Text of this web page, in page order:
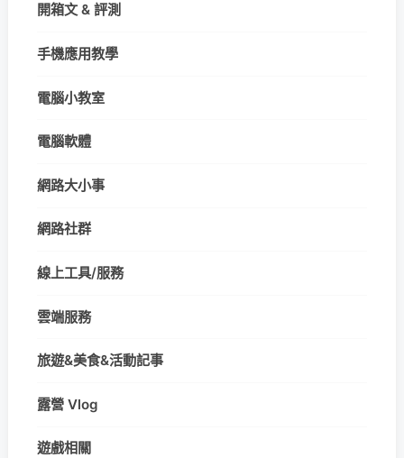
開箱文 & 評測
手機應用教學
電腦小教室
電腦軟體
網路大小事
網路社群
線上工具/服務
雲端服務
旅遊&美食&活動記事
露營 Vlog
遊戲相關